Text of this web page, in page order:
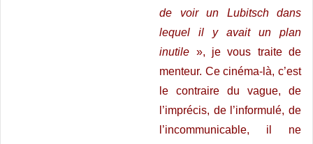
de voir un Lubitsch dans
lequel il y avait un plan
inutile », je vous traite de
menteur. Ce cinéma-là, c’est
le contraire du vague, de
l’imprécis, de l’informulé, de
l’incommunicable, il ne